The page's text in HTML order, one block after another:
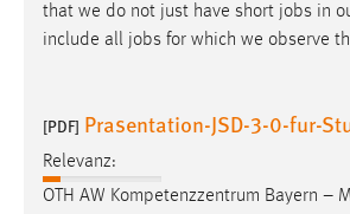
that we do not just have short jobs in
include all jobs for which we observe
[PDF] Prasentation-JSD-3-0-fur-
Relevanz:
OTH AW Kompetenzzentrum Bayern –